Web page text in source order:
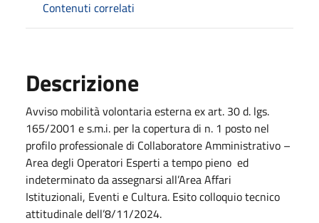
Contenuti correlati
Descrizione
Avviso mobilità volontaria esterna ex art. 30 d. lgs.
165/2001 e s.m.i. per la copertura di n. 1 posto nel
profilo professionale di Collaboratore Amministrativo –
Area degli Operatori Esperti a tempo pieno ed
indeterminato da assegnarsi all’Area Affari
Istituzionali, Eventi e Cultura. Esito colloquio tecnico
attitudinale dell’8/11/2024.